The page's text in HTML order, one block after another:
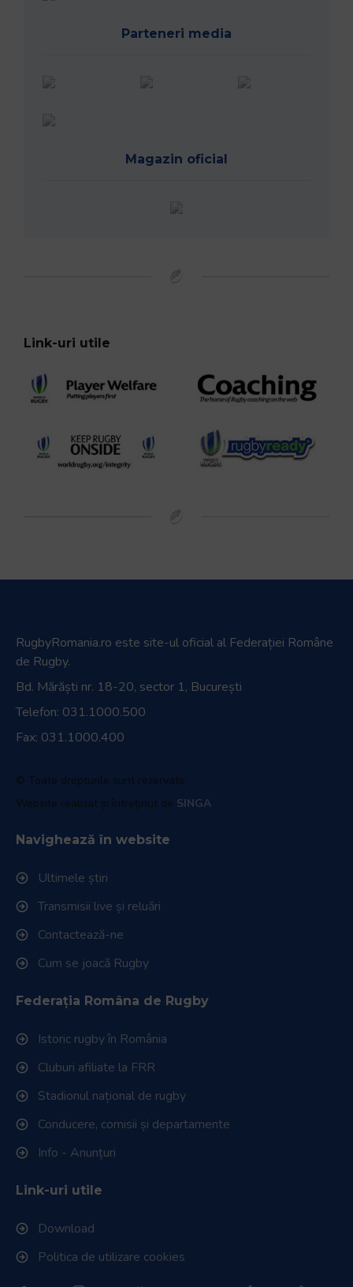
Parteneri media
Magazin oficial
Link-uri utile
RugbyRomania.ro este site-ul oficial al Federației Române
de Rugby.
Bd. Mărăști nr. 18-20, sector 1, București
Telefon: 031.1000.500
Fax: 031.1000.400
© Toate drepturile sunt rezervate.
Website realizat și întreținut de SINGA
Navighează în website
Ultimele știri
Transmisii live și reluări
Contactează-ne
Cum se joacă Rugby
Federația Româna de Rugby
Istoric rugby în România
Cluburi afiliate la FRR
Stadionul național de rugby
Conducere, comisii și departamente
Info - Anunțuri
Link-uri utile
Download
Politica de utilizare cookies